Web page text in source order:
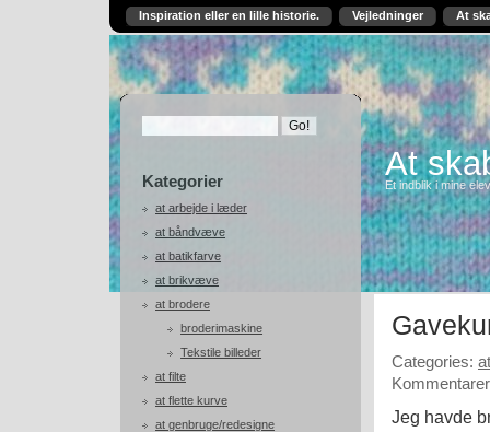
Inspiration eller en lille historie. Vejledninger At
Kategorier
at arbejde i læder
at båndvæve
at batikfarve
at brikvæve
at brodere
broderimaskine
Tekstile billeder
at filte
at flette kurve
at genbruge/redesigne
At
Et indblik i mine
Categories:
Jeg havde